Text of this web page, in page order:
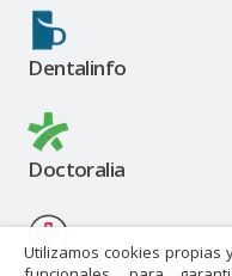
Dentalinfo
Doctoralia
Utilizamos cookies propias